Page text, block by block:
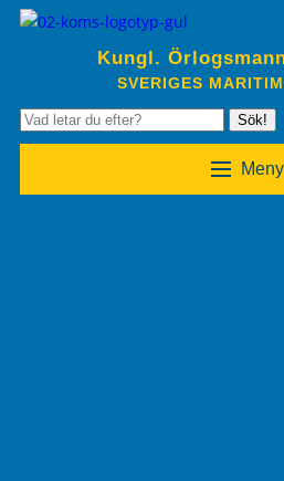
Kungl.
SVERIGES
Sök!
Meny